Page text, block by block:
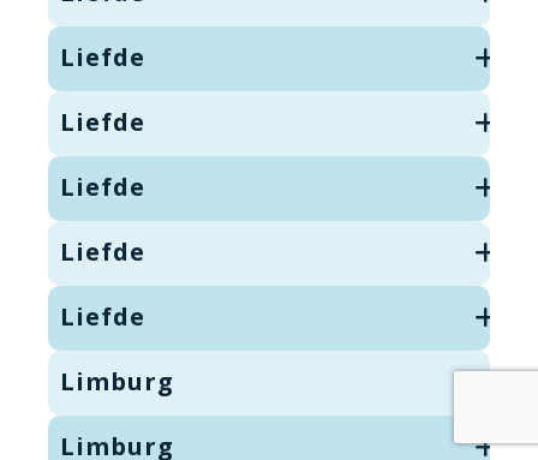
Liefde
Liefde
Liefde
Liefde
Liefde
Limburg
Limburg